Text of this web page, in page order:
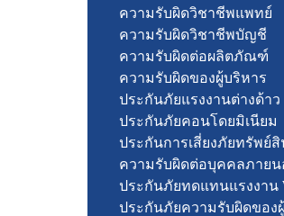
ความรับผิดวิชาชีพแพทย์
ความรับผิดวิชาชีพบัญชี
ความรับผิดต่อผลิตภัณฑ์
ความรับผิดของผู้บริหาร
ประกันภัยแรงงานต่างด้าว
ประกันภัยคอนโดยมิเนียม
ประกันการเสี่ยงภัยทรัพย์
ความรับผิดต่อบุคคลภายน
ประกันภัยทดแทนแรงงาน
ประกันภัยความรับผิดของ